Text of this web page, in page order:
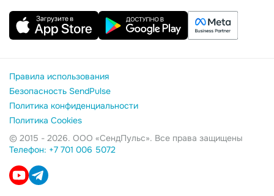
Правила использования
Безопасность SendPulse
Политика конфиденциальности
Политика Cookies
© 2015 - 2026. ООО «СендПульс». Все права защищены
Телефон: +7 701 006 5072